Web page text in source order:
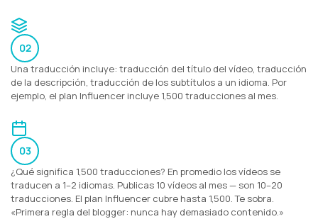
02
Una traducción incluye: traducción del título del vídeo, traducción
de la descripción, traducción de los subtítulos a un idioma. Por
ejemplo, el plan Influencer incluye 1,500 traducciones al mes.
03
¿Qué significa 1,500 traducciones? En promedio los vídeos se
traducen a 1–2 idiomas. Publicas 10 vídeos al mes — son 10–20
traducciones. El plan Influencer cubre hasta 1,500. Te sobra.
«Primera regla del blogger: nunca hay demasiado contenido.»